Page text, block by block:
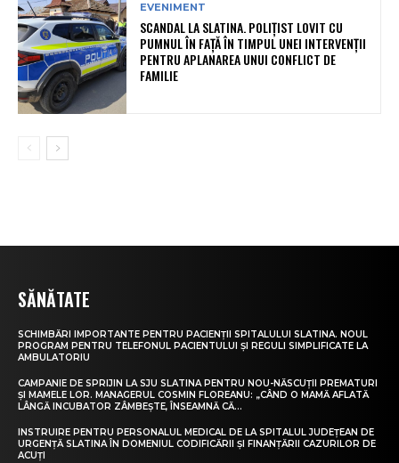
EVENIMENT
SCANDAL LA SLATINA. POLIȚIST LOVIT CU
PUMNUL ÎN FAȚĂ ÎN TIMPUL UNEI INTERVENȚII
PENTRU APLANAREA UNUI CONFLICT DE
FAMILIE
SĂNĂTATE
SCHIMBĂRI IMPORTANTE PENTRU PACIENȚII SPITALULUI SLATINA. NOUL
PROGRAM PENTRU TELEFONUL PACIENTULUI ȘI REGULI SIMPLIFICATE LA
AMBULATORIU
CAMPANIE DE SPRIJIN LA SJU SLATINA PENTRU NOU-NĂSCUȚII PREMATURI
ȘI MAMELE LOR. MANAGERUL COSMIN FLOREANU: „CÂND O MAMĂ AFLATĂ
LÂNGĂ INCUBATOR ZÂMBEȘTE, ÎNSEAMNĂ CĂ...
INSTRUIRE PENTRU PERSONALUL MEDICAL DE LA SPITALUL JUDEȚEAN DE
URGENȚĂ SLATINA ÎN DOMENIUL CODIFICĂRII ȘI FINANȚĂRII CAZURILOR DE
ACUȚI